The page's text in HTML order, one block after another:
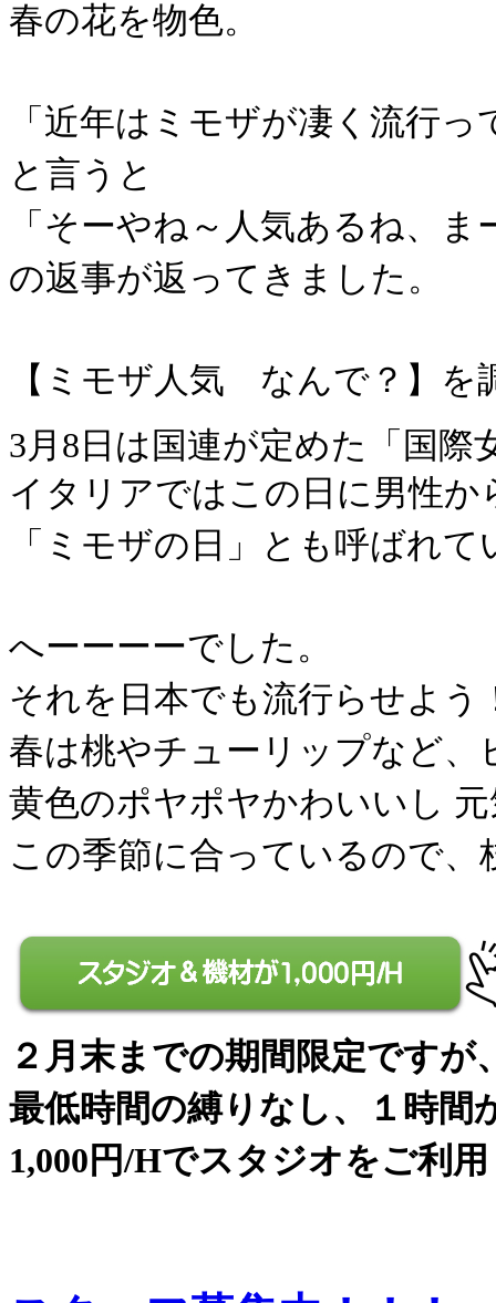
春の花を物色。
「近年はミモザが凄く流行っ
と言うと
「そーやね～人気あるね、
の返事が返ってきました。
【ミモザ人気 なんで？】を
3月8日は国連が定めた「国際
イタリアではこの日に男性
「ミモザの日」とも呼ばれ
へーーーーでした。
それを日本でも流行らせよう
春は桃やチューリップなど
黄色のポヤポヤかわいいし
この季節に合っているので
２月末までの期間限定ですが
最低時間の縛りなし、１時間
1,000円/Hでスタジオをご利